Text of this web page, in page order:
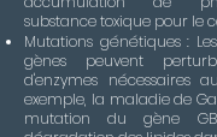
substance toxique pour le
Mutations génétiques :
gènes peuvent
d'enzymes nécessaires
exemple, la maladie de
mutation du gène